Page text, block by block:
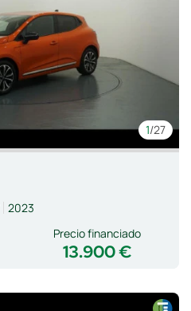
1/27
2023
13.900 €
Precio financiado